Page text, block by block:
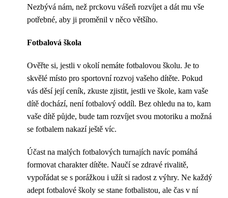
Nezbývá nám, než prckovu vášeň rozvíjet a dát mu vše
potřebné, aby ji proměnil v něco většího.
Fotbalová škola
Ověřte si, jestli v okolí nemáte fotbalovou školu. Je to
skvělé místo pro sportovní rozvoj vašeho dítěte. Pokud
vás děsí její ceník, zkuste zjistit, jestli ve škole, kam vaše
dítě dochází, není fotbalový oddíl. Bez ohledu na to, kam
vaše dítě půjde, bude tam rozvíjet svou motoriku a možná
se fotbalem nakazí ještě víc.
Účast na malých fotbalových turnajích navíc pomáhá
formovat charakter dítěte. Naučí se zdravé rivalitě,
vypořádat se s porážkou i užít si radost z výhry. Ne každý
adept fotbalové školy se stane fotbalistou, ale čas v ní